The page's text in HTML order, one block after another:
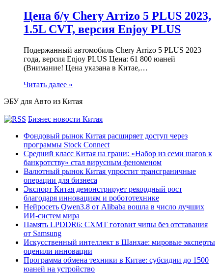
Цена б/у Chery Arrizo 5 PLUS 2023,
1.5L CVT, версия Enjoy PLUS
Подержанный автомобиль Chery Arrizo 5 PLUS 2023
года, версия Enjoy PLUS Цена: 61 800 юаней
(Внимание! Цена указана в Китае,…
Читать далее »
ЭБУ для Авто из Китая
Бизнес новости Китая
Фондовый рынок Китая расширяет доступ через
программы Stock Connect
Средний класс Китая на грани: «Набор из семи шагов к
банкротству» стал вирусным феноменом
Валютный рынок Китая упростит трансграничные
операции для бизнеса
Экспорт Китая демонстрирует рекордный рост
благодаря инновациям и робототехнике
Нейросеть Qwen3.8 от Alibaba вошла в число лучших
ИИ-систем мира
Память LPDDR6: CXMT готовит чипы без отставания
от Samsung
Искусственный интеллект в Шанхае: мировые эксперты
оценили инновации
Программа обмена техники в Китае: субсидии до 1500
юаней на устройство